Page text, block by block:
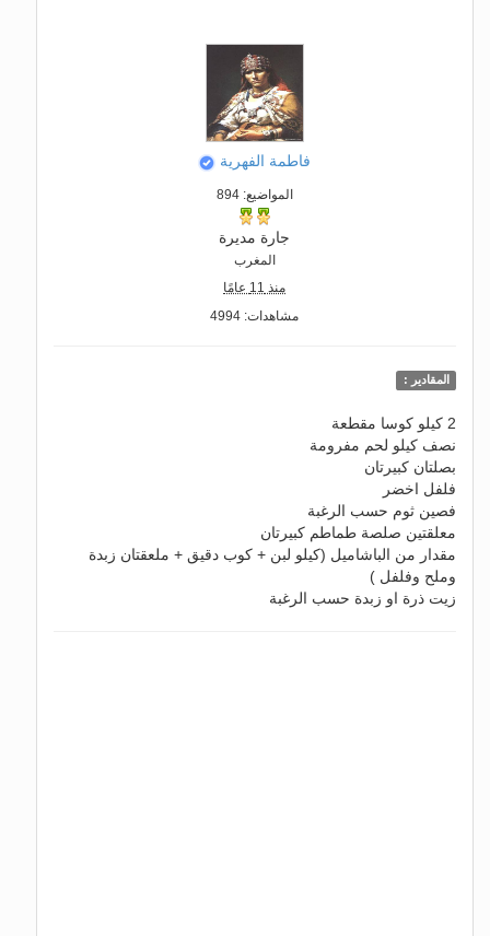
فاطمة الفهرية
المواضيع: 894
جارة مديرة
المغرب
منذ 11 عامًا
مشاهدات: 4994
المقادير :
2 كيلو كوسا مقطعة
نصف كيلو لحم مفرومة
بصلتان كبيرتان
فلفل اخضر
فصين ثوم حسب الرغبة
معلقتين صلصة طماطم كبيرتان
مقدار من الباشاميل (كيلو لبن + كوب دقيق + ملعقتان زبدة
وملح وفلفل )
زيت ذرة او زبدة حسب الرغبة